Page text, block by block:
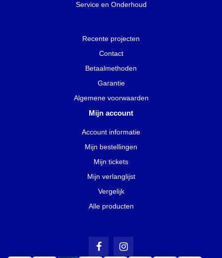
Service en Onderhoud
Recente projecten
Contact
Betaalmethoden
Garantie
Algemene voorwaarden
Mijn account
Account informatie
Mijn bestellingen
Mijn tickets
Mijn verlanglijst
Vergelijk
Alle producten